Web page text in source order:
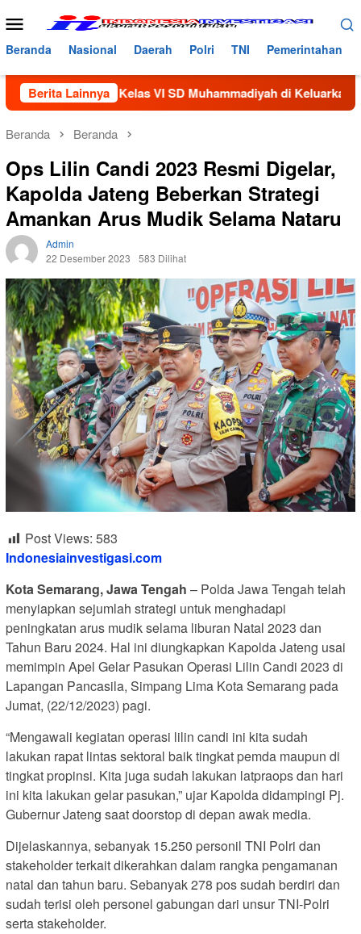
ke
konten
Menu
Mobile
Beranda Nasional Daerah Polri TNI Pemerintahan
Berita Lainnya
Kelas VI SD Muhammadiyah di Keluarkan Dari Sekolah
Beranda Beranda
Ops Lilin Candi 2023 Resmi Digelar,
Kapolda Jateng Beberkan Strategi
Amankan Arus Mudik Selama Nataru
Admin
22 Desember 2023
583 Dilihat
Post Views: 583
Indonesiainvestigasi.com
Kota Semarang, Jawa Tengah – Polda Jawa Tengah telah
menyiapkan sejumlah strategi untuk menghadapi
peningkatan arus mudik selama liburan Natal 2023 dan
Tahun Baru 2024. Hal ini diungkapkan Kapolda Jateng usai
memimpin Apel Gelar Pasukan Operasi Lilin Candi 2023 di
Lapangan Pancasila, Simpang Lima Kota Semarang pada
Jumat, (22/12/2023) pagi.
“Mengawali kegiatan operasi lilin candi ini kita sudah
lakukan rapat lintas sektoral baik tingkat pemda maupun di
tingkat propinsi. Kita juga sudah lakukan latpraops dan hari
ini kita lakukan gelar pasukan,” ujar Kapolda didampingi Pj.
Gubernur Jateng saat doorstop di depan awak media.
Dijelaskannya, sebanyak 15.250 personil TNI Polri dan
stakeholder terkait dikerahkan dalam rangka pengamanan
natal dan tahun baru. Sebanyak 278 pos sudah berdiri dan
sudah terisi oleh personel gabungan dari unsur TNI-Polri
serta stakeholder.